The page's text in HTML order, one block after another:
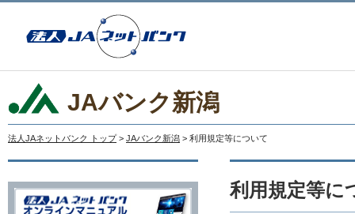
JAバンク新潟
法人JAネットバンク トップ > JAバンク新潟 > 利用規定等について
利用規定等に